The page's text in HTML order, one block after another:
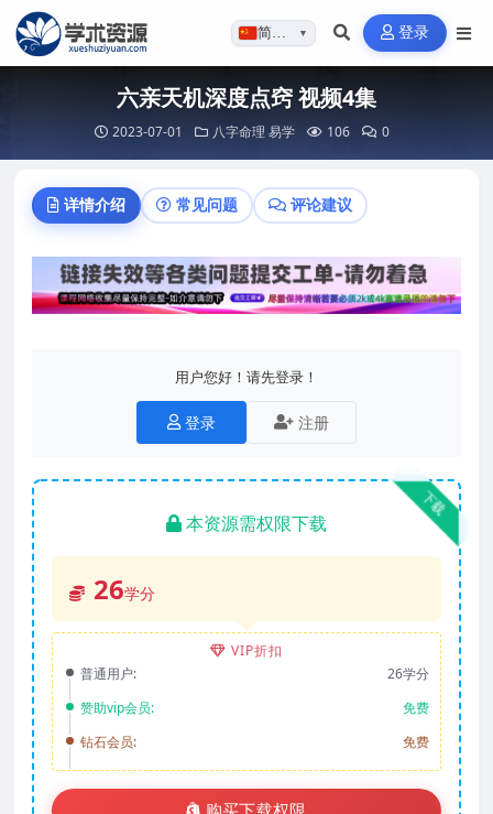
简体…▼ 登录
六亲天机深度点窍 视频4集
2023-07-01 八字命理 易学 106 0
详情介绍 常见问题 评论建议
用户您好！请先登录！
登录 注册
下载
本资源需权限下载
26学分
VIP折扣
普通用户:
26学分
赞助vip会员:
免费
钻石会员:
免费
购买下载权限